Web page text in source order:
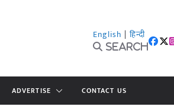
English | हिन्दी
Search
ADVERTISE CONTACT US